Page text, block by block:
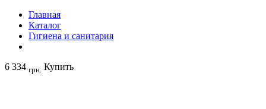
Главная
Каталог
Гигиена и санитария
6 334 грн. Купить